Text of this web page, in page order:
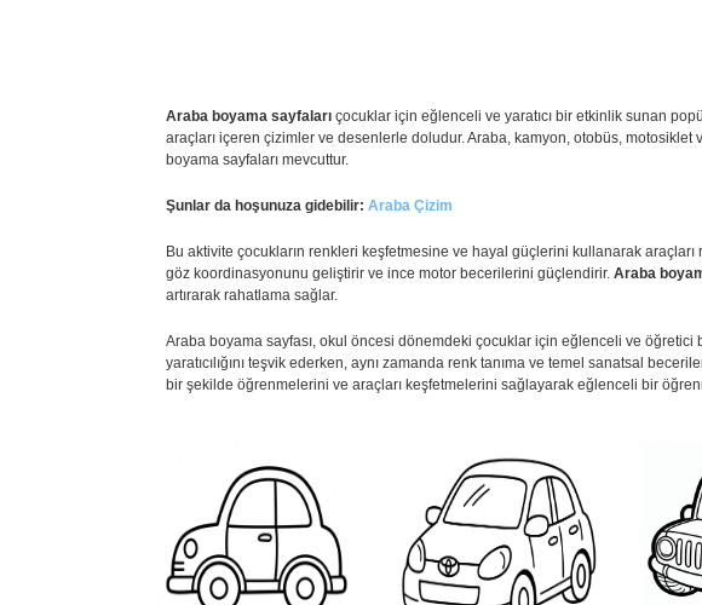
Araba boyama sayfaları çocuklar için eğlenceli ve yaratıcı bir etkinlik sunan
araçları içeren çizimler ve desenlerle doludur. Araba, kamyon, otobüs,
boyama sayfaları mevcuttur.
Şunlar da hoşunuza gidebilir: Araba Çizim
Bu aktivite çocukların renkleri keşfetmesine ve hayal güçlerini kullanarak
göz koordinasyonunu geliştirir ve ince motor becerilerini güçlendirir. Araba
artırarak rahatlama sağlar.
Araba boyama sayfası, okul öncesi dönemdeki çocuklar için eğlenceli ve öğretici
yaratıcılığını teşvik ederken, aynı zamanda renk tanıma ve temel sanatsal
bir şekilde öğrenmelerini ve araçları keşfetmelerini sağlayarak eğlenceli bir